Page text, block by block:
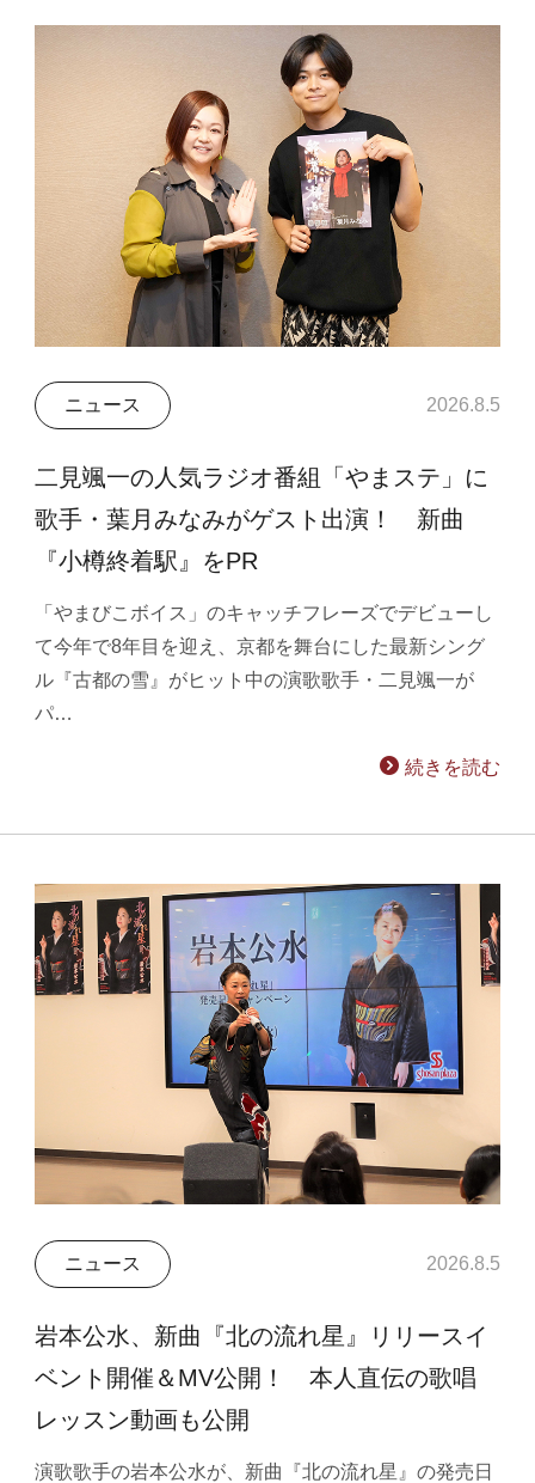
ニュース 2026.8.5
二見颯一の人気ラジオ番組「やまステ」に
歌手・葉月みなみがゲスト出演！ 新曲
『小樽終着駅』をPR
「やまびこボイス」のキャッチフレーズでデビューし
て今年で8年目を迎え、京都を舞台にした最新シング
ル『古都の雪』がヒット中の演歌歌手・二見颯一が
パ…
続きを読む
ニュース 2026.8.5
岩本公水、新曲『北の流れ星』リリースイ
ベント開催＆MV公開！ 本人直伝の歌唱
レッスン動画も公開
演歌歌手の岩本公水が、新曲『北の流れ星』の発売日